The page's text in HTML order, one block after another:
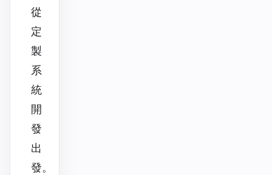
從
定
製
系
統
開
發
出
發。